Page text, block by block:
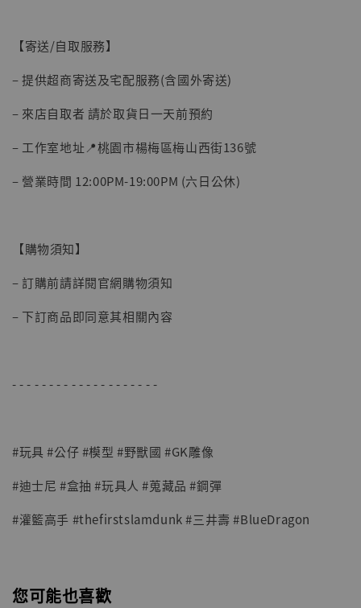
子彈飛 鵝城縣長 張麻子 [BK01]
【寄送/自取服務】
– 提供超商寄送及宅配服務(含國外寄送)
– 來店自取者 請於取貨日一天前預約
– 工作室地址📍桃園市楊梅區梅山西街136號
– 營業時間 12:00PM-19:00PM (六日公休)
【購物須知】
– 訂購前請詳閱官網購物須知
– 下訂商品即同意其相關內容
- - - - - - - - - - - - - - - - - - - -
#玩具 #公仔 #模型 #野獸國 #GK雕像
#迪士尼 #盒抽 #玩具人 #蒐藏品 #鋼彈
#灌籃高手 #thefirstslamdunk #三井壽 #BlueDragon
您可能也喜歡